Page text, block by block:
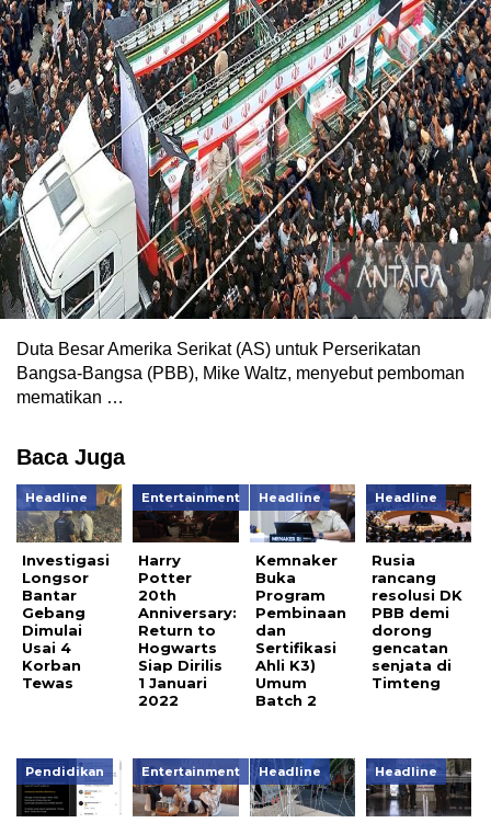
Duta Besar Amerika Serikat (AS) untuk Perserikatan
Bangsa-Bangsa (PBB), Mike Waltz, menyebut pemboman
mematikan …
Baca Juga
Headline
Investigasi
Longsor
Bantar
Gebang
Dimulai
Usai 4
Korban
Tewas
Entertainment
Harry
Potter
20th
Anniversary:
Return to
Hogwarts
Siap Dirilis
1 Januari
2022
Headline
Kemnaker
Buka
Program
Pembinaan
dan
Sertifikasi
Ahli K3)
Umum
Batch 2
Headline
Rusia
rancang
resolusi DK
PBB demi
dorong
gencatan
senjata di
Timteng
Pendidikan Entertainment Headline Headline